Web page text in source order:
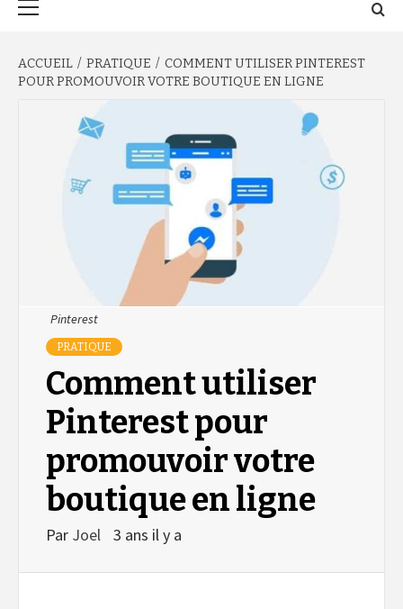
ACCUEIL PRATIQUE
COMMENT UTILISER PINTEREST
POUR PROMOUVOIR VOTRE BOUTIQUE EN LIGNE
Pinterest
PRATIQUE
Comment utiliser
Pinterest pour
promouvoir votre
boutique en ligne
Par Joel 3 ans il y a